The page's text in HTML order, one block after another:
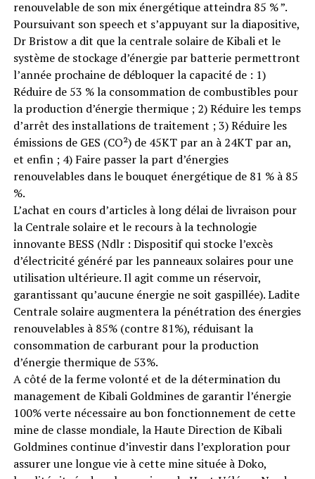
renouvelable de son mix énergétique atteindra 85 % ”.
Poursuivant son speech et s’appuyant sur la diapositive,
Dr Bristow a dit que la centrale solaire de Kibali et le
système de stockage d’énergie par batterie permettront
l’année prochaine de débloquer la capacité de : 1)
Réduire de 53 % la consommation de combustibles pour
la production d’énergie thermique ; 2) Réduire les temps
d’arrêt des installations de traitement ; 3) Réduire les
émissions de GES (CO²) de 45KT par an à 24KT par an,
et enfin ; 4) Faire passer la part d’énergies
renouvelables dans le bouquet énergétique de 81 % à 85
%.
L’achat en cours d’articles à long délai de livraison pour
la Centrale solaire et le recours à la technologie
innovante BESS (Ndlr : Dispositif qui stocke l’excès
d’électricité généré par les panneaux solaires pour une
utilisation ultérieure. Il agit comme un réservoir,
garantissant qu’aucune énergie ne soit gaspillée). Ladite
Centrale solaire augmentera la pénétration des énergies
renouvelables à 85% (contre 81%), réduisant la
consommation de carburant pour la production
d’énergie thermique de 53%.
A côté de la ferme volonté et de la détermination du
management de Kibali Goldmines de garantir l’énergie
100% verte nécessaire au bon fonctionnement de cette
mine de classe mondiale, la Haute Direction de Kibali
Goldmines continue d’investir dans l’exploration pour
assurer une longue vie à cette mine située à Doko,